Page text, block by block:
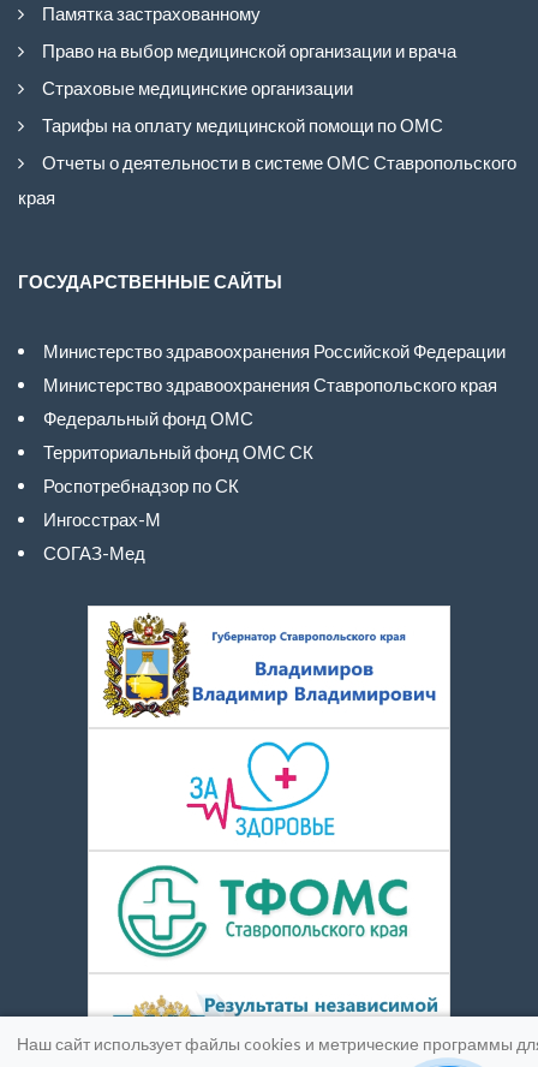
Памятка застрахованному
Право на выбор медицинской организации и врача
Страховые медицинские организации
Тарифы на оплату медицинской помощи по ОМС
Отчеты о деятельности в системе ОМС Ставропольского
края
ГОСУДАРСТВЕННЫЕ САЙТЫ
Министерство здравоохранения Российской Федерации
Министерство здравоохранения Ставропольского края
Федеральный фонд ОМС
Территориальный фонд ОМС СК
Роспотребнадзор по СК
Ингосстрах-М
СОГАЗ-Мед
Наш сайт использует файлы cookies и метрические программы